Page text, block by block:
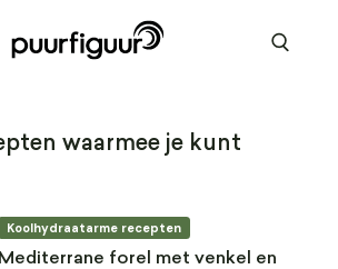
waarmee je kunt
Koolhydraatarme recepten
Mediterrane forel met venkel en